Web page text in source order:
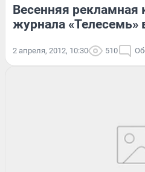
Весенняя рекламная
журнала «Телесемь»
2 апреля, 2012, 10:30 510